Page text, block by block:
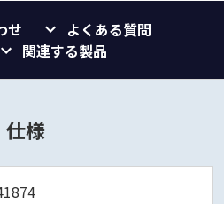
せ
よくある質問
関連する製品
仕様